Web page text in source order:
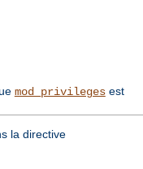
mod_privilegesest
la directive